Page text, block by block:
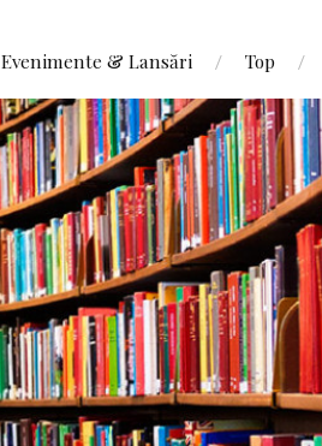
Evenimente & Lansări Top